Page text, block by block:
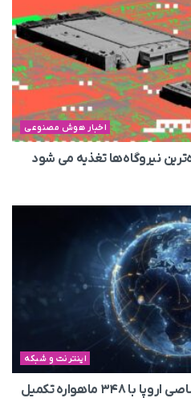
اخبار هوش مصنوعی
نیروگاه‌ها تغذیه می‌ شود
اینترنت و شبکه
شبکه اینترنت ماهواره‌ای اختصاصی اروپا با ۳۴۸ ماهواره تکمیل